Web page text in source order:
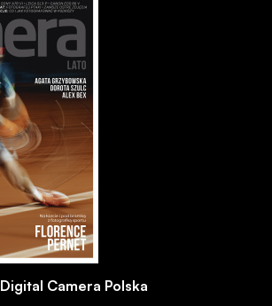
Digital Camera Polska